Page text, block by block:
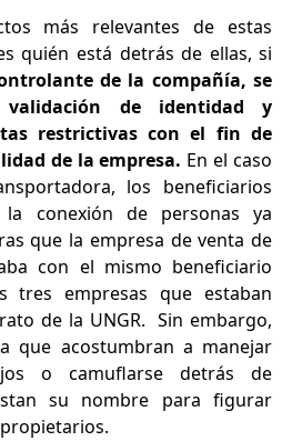
más relevantes de estas
quién está detrás de ellas, si
de la compañía, se
de identidad y
restrictivas con el fin de
de la empresa. En el caso
los beneficiarios
conexión de personas ya
que la empresa de venta de
con el mismo beneficiario
tres empresas que estaban
de la UNGR. Sin embargo,
que acostumbran a manejar
o camuflarse detrás de
su nombre para figurar